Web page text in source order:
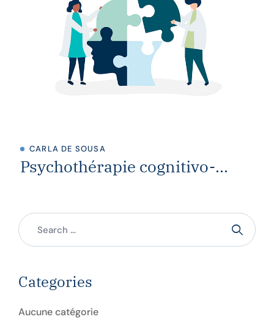
CARLA DE SOUSA
Psychothérapie cognitivo-
Categories
Aucune catégorie